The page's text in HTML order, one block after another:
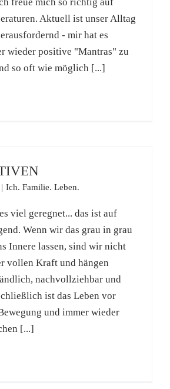
Aktuell ist unser Alltag
- mir hat es
wieder positive "Mantras" zu
so oft wie möglich [...]
| Ich. Familie. Leben.
viel geregnet... das ist auf
Wenn wir das grau in grau
Innere lassen, sind wir nicht
vollen Kraft und hängen
nachvollziehbar und
ist das Leben vor
und immer wieder
[...]